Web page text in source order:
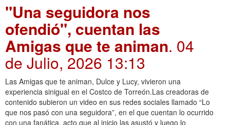
"Una seguidora nos
ofendió", cuentan las
Amigas que te animan. 04
de Julio, 2026 13:13
Las Amigas que te animan, Dulce y Lucy, vivieron una
experiencia sinigual en el Costco de Torreón.Las creadoras de
contenido subieron un video en sus redes sociales llamado “Lo
que nos pasó con una seguidora”, en el que cuentan lo ocurrido
con una fanática, acto que al inicio las asustó y luego lo